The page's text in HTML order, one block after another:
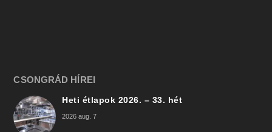
CSONGRÁD HÍREI
Heti étlapok 2026. – 33. hét
2026 aug. 7